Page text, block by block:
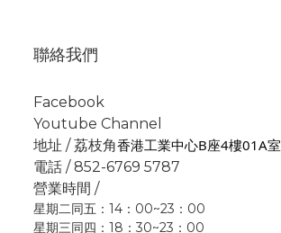
聯絡我們
Facebook
Youtube Channel
地址 / 荔枝角香港工業中心B座4樓01A室
電話 / 852-6769 5787
營業時間 /
星期二同五：14：00~23：00
星期三同四：18：30~23：00